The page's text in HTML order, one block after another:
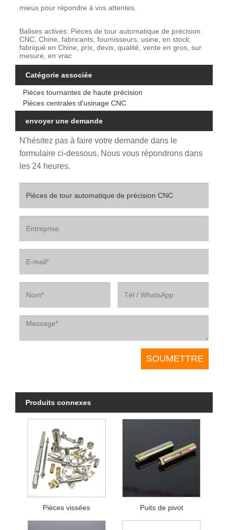
mieux pour répondre à vos attentes.
Balises actives: Pièces de tour automatique de précision
CNC, Chine, fabricants, fournisseurs, usine, en stock,
fabriqué en Chine, prix, devis, qualité, vente en gros, sur
mesure, en vrac
Catégorie associée
Pièces tournantes de haute précision
Pièces centrales d'usinage CNC
envoyer une demande
N'hésitez pas à faire votre demande dans le
formulaire ci-dessous. Nous vous répondrons dans
les 24 heures.
Produits connexes
Pièces vissées Puits de pivot